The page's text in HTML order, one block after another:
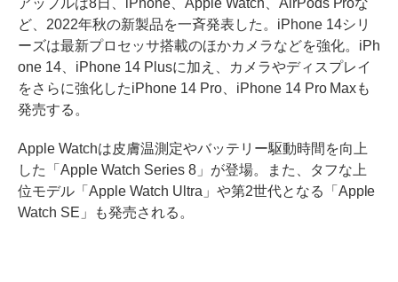
アップルは8日、iPhone、Apple Watch、AirPods Proな
ど、2022年秋の新製品を一斉発表した。iPhone 14シリ
ーズは最新プロセッサ搭載のほかカメラなどを強化。iPh
one 14、iPhone 14 Plusに加え、カメラやディスプレイ
をさらに強化したiPhone 14 Pro、iPhone 14 Pro Maxも
発売する。
Apple Watchは皮膚温測定やバッテリー駆動時間を向上
した「Apple Watch Series 8」が登場。また、タフな上
位モデル「Apple Watch Ultra」や第2世代となる「Apple
Watch SE」も発売される。